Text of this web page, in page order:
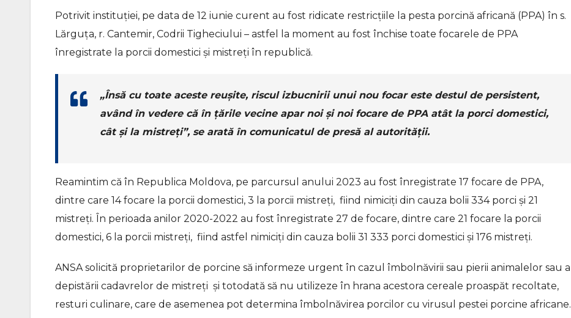
Potrivit instituției, pe data de 12 iunie curent au fost ridicate restricțiile la pesta porcină africană (PPA) în s.
Lărguța, r. Cantemir, Codrii Tigheciului – astfel la moment au fost închise toate focarele de PPA
înregistrate la porcii domestici și mistreți în republică.
„Însă cu toate aceste reușite, riscul izbucnirii unui nou focar este destul de persistent,
având în vedere că în țările vecine apar noi și noi focare de PPA atât la porci domestici,
cât și la mistreți”, se arată în comunicatul de presă al autorității.
Reamintim că în Republica Moldova, pe parcursul anului 2023 au fost înregistrate 17 focare de PPA,
dintre care 14 focare la porcii domestici, 3 la porcii mistreți, fiind nimiciți din cauza bolii 334 porci și 21
mistreți. În perioada anilor 2020-2022 au fost înregistrate 27 de focare, dintre care 21 focare la porcii
domestici, 6 la porcii mistreți, fiind astfel nimiciți din cauza bolii 31 333 porci domestici și 176 mistreți.
ANSA solicită proprietarilor de porcine să informeze urgent în cazul îmbolnăvirii sau pierii animalelor sau a
depistării cadavrelor de mistreți și totodată să nu utilizeze în hrana acestora cereale proaspăt recoltate,
resturi culinare, care de asemenea pot determina îmbolnăvirea porcilor cu virusul pestei porcine africane.